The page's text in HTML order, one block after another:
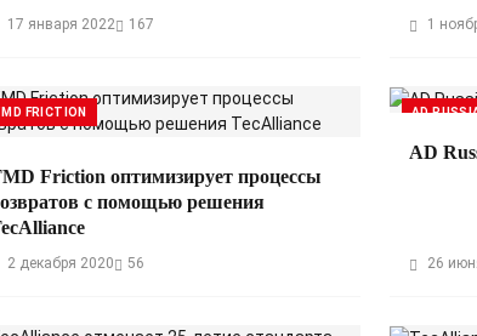
17 января 2022 167 1
FRICTION
Friction оптимизирует процессы
с помощью решения
2 декабря 2020 56
AD
AD
26